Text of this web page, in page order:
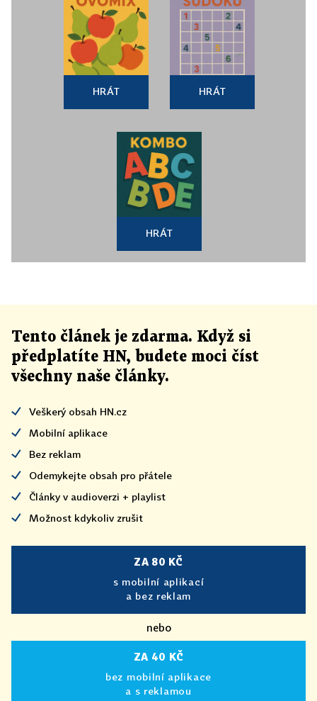
HRÁT HRÁT
HRÁT
Tento článek je zdarma. Když si
předplatíte HN, budete moci číst
všechny naše články.
Veškerý obsah HN.cz
Mobilní aplikace
Bez reklam
Odemykejte obsah pro přátele
Články v audioverzi + playlist
Možnost kdykoliv zrušit
ZA 80 KČ
s mobilní aplikací
a bez reklam
nebo
ZA 40 KČ
bez mobilní aplikace
a s reklamou